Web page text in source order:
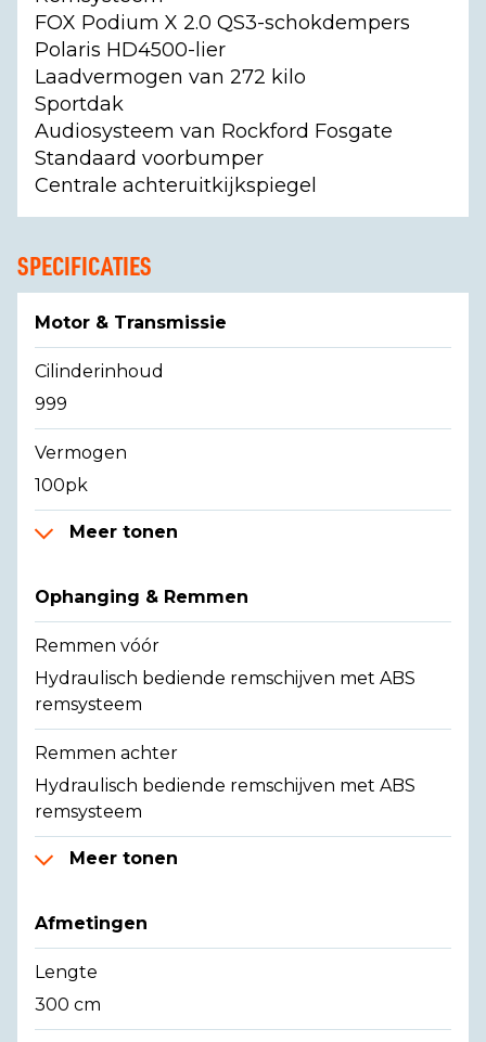
FOX Podium X 2.0 QS3-schokdempers
Polaris HD4500-lier
Laadvermogen van 272 kilo
Sportdak
Audiosysteem van Rockford Fosgate
Standaard voorbumper
Centrale achteruitkijkspiegel
SPECIFICATIES
Motor & Transmissie
Cilinderinhoud
999
Vermogen
100pk
Meer tonen
Ophanging & Remmen
Remmen vóór
Hydraulisch bediende remschijven met ABS
remsysteem
Remmen achter
Hydraulisch bediende remschijven met ABS
remsysteem
Meer tonen
Afmetingen
Lengte
300 cm